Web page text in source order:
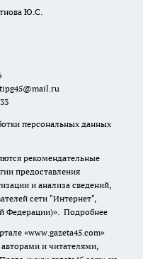
Ю.С.
персональных данных
рекомендательные
предоставления
и анализа сведений,
сети "Интернет",
Федерации)». Подробнее
«www.gazeta45.com»
и читателями,